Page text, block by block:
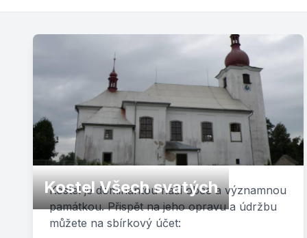
Kostel Všech svatých
Kostel je dominantou naší obce a významnou
památkou. Přispět na jeho opravu a údržbu
můžete na sbírkový účet: